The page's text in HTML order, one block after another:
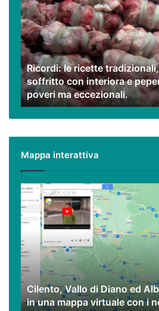
ricette
tradizionali,
i
moglitieddi
e
soffritto
con
interiora
e
peperoncino,
ma
eccezionali.
Ricordi: le ricette
soffritto con interiora e
poveri ma eccezionali.
Mappa interattiva
Cilento,
Vallo
di
Diano
ed
Alburni
(e
dintorni)
una
Cilento, Vallo di Diano ed
in una mappa virtuale con i